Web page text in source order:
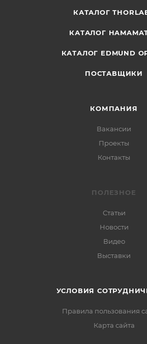
КАТАЛОГ
КАТАЛОГ
КАТАЛОГ EDMUND
ПОСТАВЩИКИ
КОМПАНИЯ
Вакансии
Проекты
Контакты
ПОЛЕЗНОЕ
Статьи
Новости
Видео
Выставки
УСЛОВИЯ
Правила пользования
Карта сайта